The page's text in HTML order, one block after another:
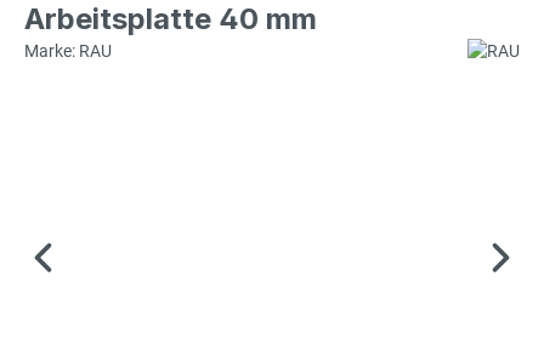
Arbeitsplatte 40 mm
Marke: RAU